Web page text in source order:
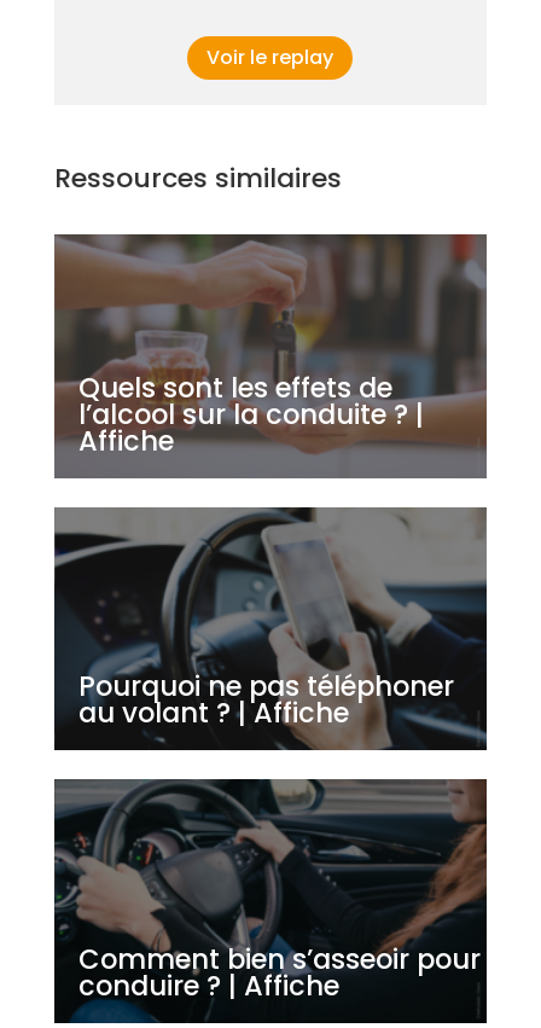
Voir le replay
Ressources similaires
Quels sont les effets de
l’alcool sur la conduite ? |
Affiche
Pourquoi ne pas téléphoner
au volant ? | Affiche
Comment bien s’asseoir pour
conduire ? | Affiche